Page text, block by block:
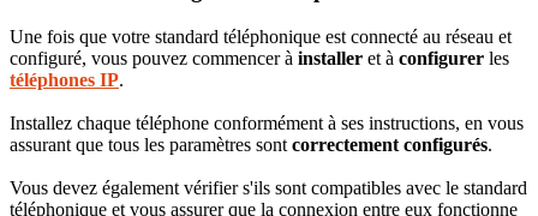
Une fois que votre standard téléphonique est connecté au réseau et
configuré, vous pouvez commencer à installer et à configurer les
téléphones IP.
Installez chaque téléphone conformément à ses instructions, en vous
assurant que tous les paramètres sont correctement configurés.
Vous devez également vérifier s'ils sont compatibles avec le standard
téléphonique et vous assurer que la connexion entre eux fonctionne